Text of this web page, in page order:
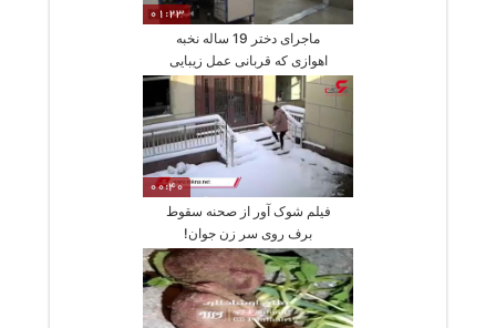
01:23
ماجرای دختر 19 ساله نخبه
اهوازی که قربانی عمل زیبایی
شد
00:40
فیلم شوک آور از صحنه سقوط
برف روی سر زن جوان!